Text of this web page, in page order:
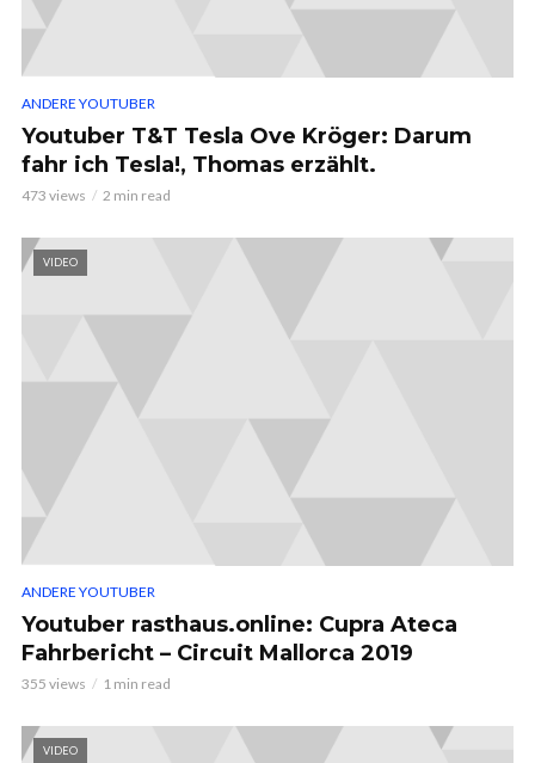
ANDERE YOUTUBER
Youtuber T&T Tesla Ove Kröger: Darum
fahr ich Tesla!, Thomas erzählt.
473 views 2 min read
VIDEO
ANDERE YOUTUBER
Youtuber rasthaus.online: Cupra Ateca
Fahrbericht – Circuit Mallorca 2019
355 views 1 min read
VIDEO